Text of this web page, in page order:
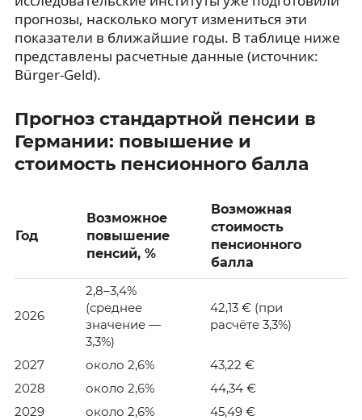
прогнозы, насколько могут измениться эти
показатели в ближайшие годы. В таблице ниже
представлены расчетные данные (источник:
Bürger-Geld).
Прогноз стандартной пенсии в
Германии: повышение и
стоимость пенсионного балла
Год
Возможное
повышение
пенсий, %
Возможная
стоимость
пенсионного
балла
2026
2,8–3,4%
(среднее
значение —
3,3%)
42,13 € (при
расчёте 3,3%)
2027 около 2,6%
43,22 €
2028
около 2,6%
44,34 €
2029
около 2,6%
45,49 €